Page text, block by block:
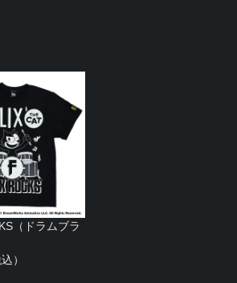
（ドラムブラ
）